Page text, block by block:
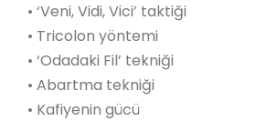
• ‘Veni, Vidi, Vici’ taktiği
• Tricolon yöntemi
• ‘Odadaki Fil’ tekniği
• Abartma tekniği
• Kafiyenin gücü